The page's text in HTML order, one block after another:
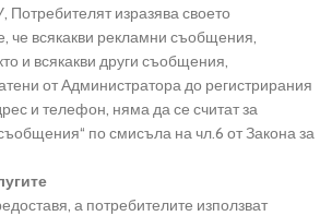
изразява своето
че всякакви рекламни съобщения,
и всякакви други съобщения,
от Администратора до регистрирания
и телефон, няма да се считат за
по смисъла на чл.6 от Закона за
а потребителите използват